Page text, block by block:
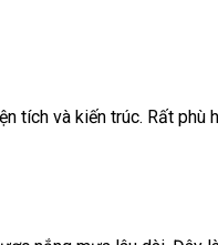
tích và kiến trúc. Rất phù